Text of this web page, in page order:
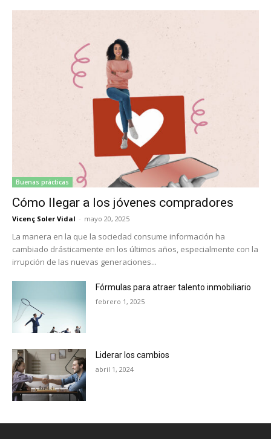
Buenas prácticas
Cómo llegar a los jóvenes compradores
Vicenç Soler Vidal - mayo 20, 2025
La manera en la que la sociedad consume información ha
cambiado drásticamente en los últimos años, especialmente con la
irrupción de las nuevas generaciones...
Fórmulas para atraer talento inmobiliario
febrero 1, 2025
Liderar los cambios
abril 1, 2024